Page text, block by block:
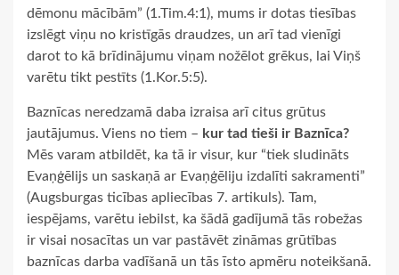
dēmonu mācībām” (1.Tim.4:1), mums ir dotas tiesības
izslēgt viņu no kristīgās draudzes, un arī tad vienīgi
darot to kā brīdinājumu viņam nožēlot grēkus, lai Viņš
varētu tikt pestīts (1.Kor.5:5).
Baznīcas neredzamā daba izraisa arī citus grūtus
jautājumus. Viens no tiem – kur tad tieši ir Baznīca?
Mēs varam atbildēt, ka tā ir visur, kur “tiek sludināts
Evaņģēlijs un saskaņā ar Evaņģēliju izdalīti sakramenti”
(Augsburgas ticības apliecības 7. artikuls). Tam,
iespējams, varētu iebilst, ka šādā gadījumā tās robežas
ir visai nosacītas un var pastāvēt zināmas grūtības
baznīcas darba vadīšanā un tās īsto apmēru noteikšanā.